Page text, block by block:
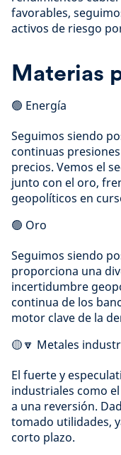
favorables,
activos de riesgo
Materias
🟢 Energía
Seguimos siendo
continuas
precios. Vemos el
junto con el oro,
geopolíticos en
🟢 Oro
Seguimos siendo
proporciona una
incertidumbre
continua de los
motor clave de la
🟡🔽 Metales
El fuerte y
industriales como
a una reversión.
tomado utilidades,
corto plazo.